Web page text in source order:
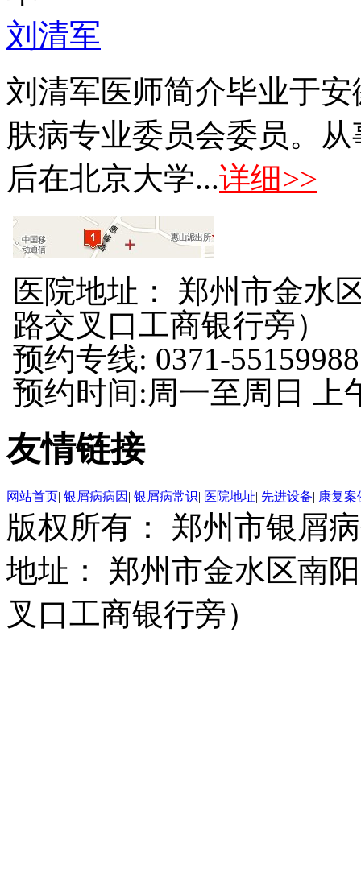
刘清军
刘清军医师简介毕业于
肤病专业委员会委员。
后在北京大学...详细>>
医院地址： 郑州市金水
路交叉口工商银行旁）
预约专线: 0371-55159988
预约时间:周一至周日 上
友情链接
网站首页| 银屑病病因 | 银屑病常识| 医院地址| 先进设备| 康复案
版权所有： 郑州市银屑
地址： 郑州市金水区南
叉口工商银行旁）